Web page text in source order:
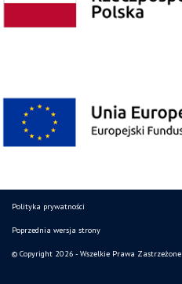
Polityka prywatności
Poprzednia wersja strony
© Copyright 2026 - Wszelkie Prawa Zastrzeżone